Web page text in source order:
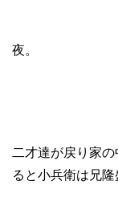
夜。
二才達が戻り家
ると小兵衛は兄隆